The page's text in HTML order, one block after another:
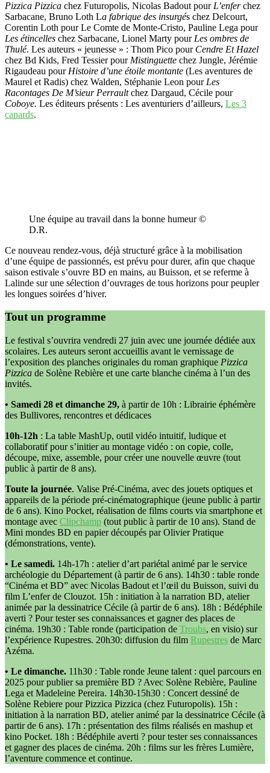
Pizzica Pizzica chez Futuropolis, Nicolas Badout pour L’enferchez
Sarbacane, Bruno Loth La fabrique des insurgés chez Delcourt,
Corentin Loth pour Le Comte de Monte-Cristo, Pauline Lega pour
Les étincelles chez Sarbacane, Lionel Marty pour Les ombres de
Thulé. Les auteurs « jeunesse » : Thom Pico pour Cendre Et Hazel
chez Bd Kids, Fred Tessier pour Mistinguette chez Jungle, Jérémie
Rigaudeau pour Histoire d’une étoile montante (Les aventures de
Maurel et Radis) chez Walden, Stéphanie Leon pour Les
Racontages De M’sieur Perraultchez Dargaud, Cécile pour
Coboye. Les éditeurs présents : Les aventuriers d’ailleurs, Les 3
canards.
Une équipe au travail dans la bonne humeur ©
D.R.
Ce nouveau rendez-vous, déjà structuré grâce à la mobilisation
d’une équipe de passionnés, est prévu pour durer, afin que chaque
saison estivale s’ouvre BD en mains, au Buisson, et se referme à
Lalinde sur une sélection d’ouvrages de tous horizons pour peupler
les longues soirées d’hiver.
Tout un programme
Le festival s’ouvrira vendredi 27 juin avec une journée dédiée aux
scolaires. Les auteurs seront accueillis avant le vernissage de
l’exposition des planches originales du roman graphique Pizzica
Pizzica de Solène Rebière et une carte blanche cinéma à l’un des
invités.
• Samedi 28 et dimanche 29, à partir de 10h : Librairie éphémère
des Bullivores, rencontres et dédicaces
10h-12h : La table MashUp, outil vidéo intuitif, ludique et
collaboratif pour s’initier au montage vidéo : on copie, colle,
découpe, mixe, assemble, pour créer une nouvelle œuvre (tout
public à partir de 8 ans).
Toute la journée. Valise Pré-Cinéma, avec des jouets optiques et
appareils de la période pré-cinématographique (jeune public à partir
de 6 ans). Kino Pocket, réalisation de films courts via smartphone et
montage avec Clipchamp (tout public à partir de 10 ans). Stand de
Mini mondes BD en papier découpés par Olivier Pratique
(démonstrations, vente).
• Le samedi. 14h-17h : atelier d’art pariétal animé par le service
archéologie du Département (à partir de 6 ans). 14h30 : table ronde
“Cinéma et BD” avec Nicolas Badout et l’œil du Buisson, suivi du
film L’enfer de Clouzot. 15h : initiation à la narration BD, atelier
animée par la dessinatrice Cécile (à partir de 6 ans). 18h : Bédéphile
averti ? Pour tester ses connaissances et gagner des places de
cinéma. 19h30 : Table ronde (participation de Troubs, en visio) sur
l’expérience Rupestres. 20h30: diffusion du film Rupestres de Marc
Azéma.
• Le dimanche. 11h30 : Table ronde Jeune talent : quel parcours en
2025 pour publier sa première BD ? Avec Solène Rebière, Pauline
Lega et Madeleine Pereira. 14h30-15h30 : Concert dessiné de
Solène Rebiere pour Pizzica Pizzica (chez Futuropolis). 15h :
initiation à la narration BD, atelier animé par la dessinatrice Cécile (à
partir de 6 ans). 17h : présentation des films réalisés en mashup et
kino Pocket. 18h : Bédéphile averti ? pour tester ses connaissances
et gagner des places de cinéma. 20h : films sur les frères Lumière,
l’aventure commence et continue.